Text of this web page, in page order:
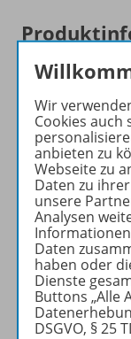
Auch in
Wir
Cookies auch
anbieten zu
Webseite zu
Daten zu
unsere
Analysen
Daten
haben oder
Dienste
Buttons „Alle
DSGVO, § 25